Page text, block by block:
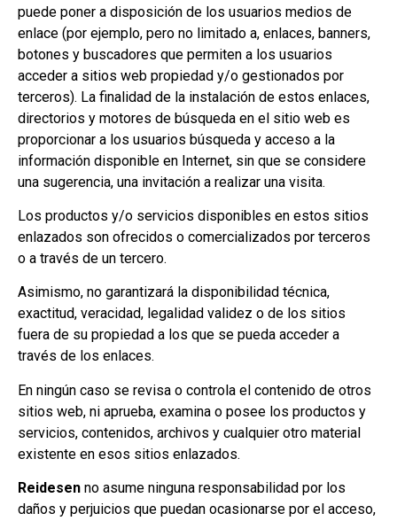
puede poner a disposición de los usuarios medios de
enlace (por ejemplo, pero no limitado a, enlaces, banners,
botones y buscadores que permiten a los usuarios
acceder a sitios web propiedad y/o gestionados por
terceros). La finalidad de la instalación de estos enlaces,
directorios y motores de búsqueda en el sitio web es
proporcionar a los usuarios búsqueda y acceso a la
información disponible en Internet, sin que se considere
una sugerencia, una invitación a realizar una visita.
Los productos y/o servicios disponibles en estos sitios
enlazados son ofrecidos o comercializados por terceros
o a través de un tercero.
Asimismo, no garantizará la disponibilidad técnica,
exactitud, veracidad, legalidad validez o de los sitios
fuera de su propiedad a los que se pueda acceder a
través de los enlaces.
En ningún caso se revisa o controla el contenido de otros
sitios web, ni aprueba, examina o posee los productos y
servicios, contenidos, archivos y cualquier otro material
existente en esos sitios enlazados.
Reidesen no asume ninguna responsabilidad por los
daños y perjuicios que puedan ocasionarse por el acceso,